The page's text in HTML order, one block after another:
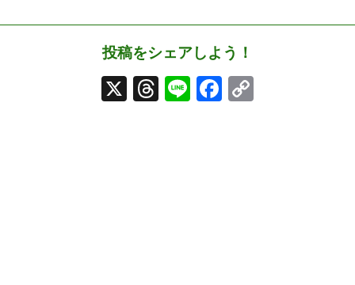
投稿をシェアしよう！
X Threads
LineFacebook